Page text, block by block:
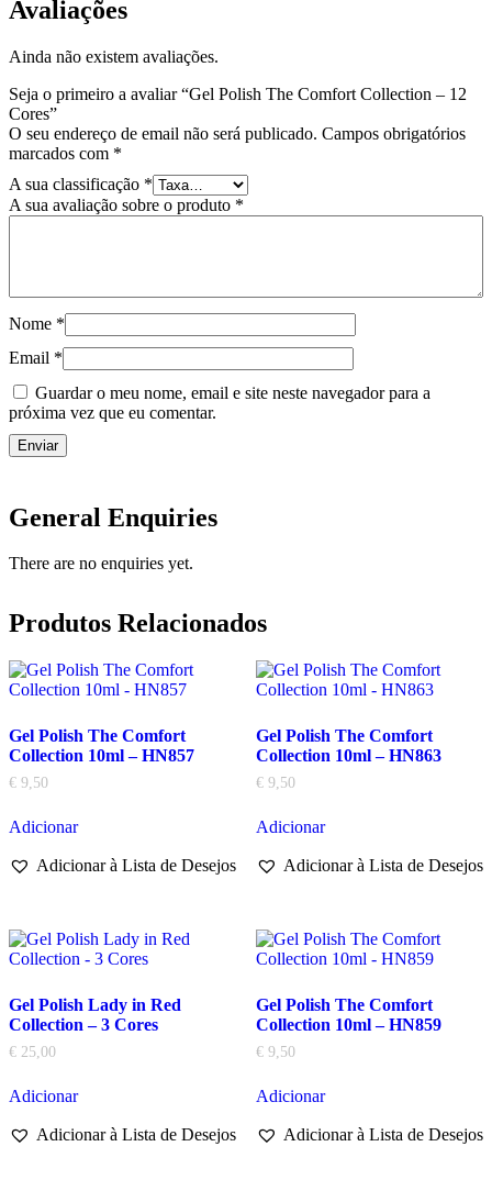
Avaliações
Ainda não existem avaliações.
Seja o primeiro a avaliar “Gel Polish The Comfort Collection – 12
Cores”
O seu endereço de email não será publicado. Campos obrigatórios
marcados com *
A sua classificação *
A sua avaliação sobre o produto *
Nome *
Email *
Guardar o meu nome, email e site neste navegador para a
próxima vez que eu comentar.
General Enquiries
There are no enquiries yet.
Produtos Relacionados
Gel Polish The Comfort
Collection 10ml – HN857
€ 9,50
Adicionar
Adicionar à Lista de Desejos
Gel Polish The Comfort
Collection 10ml – HN863
€9,50
Adicionar
Adicionar à Lista de Desejos
Gel Polish Lady in Red
Collection – 3 Cores
€ 25,00
Adicionar
Adicionar à Lista de Desejos
Gel Polish The Comfort
Collection 10ml – HN859
€9,50
Adicionar
Adicionar à Lista de Desejos